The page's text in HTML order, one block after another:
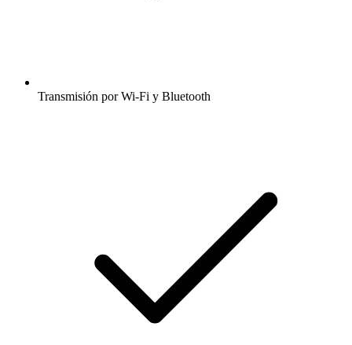
Transmisión por Wi-Fi y Bluetooth